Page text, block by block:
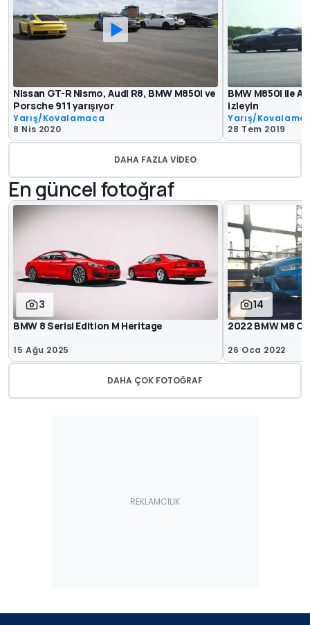
Nissan GT-R Nismo, Audi R8, BMW M850i ve
Porsche 911 yarışıyor
Yarış/Kovalamaca
8 Nis 2020
BMW M850i ile
izleyin
Yarış/
28 Tem 2019
DAHA FAZLA VIDEO
En güncel fotoğraf
3
BMW 8 Serisi Edition M Heritage
15 Ağu 2025
14
2022 BMW M8
26 Oca 2022
DAHA ÇOK FOTOĞRAF